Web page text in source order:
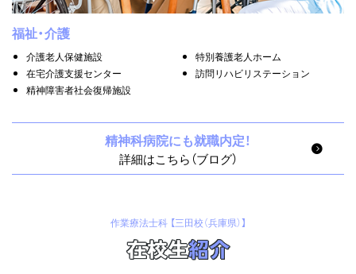
福祉・介護
介護老人保健施設
特別養護老人ホーム
在宅介護支援センター
訪問リハビリステーション
精神障害者社会復帰施設
精神科病院にも就職内定！
詳細はこちら（ブログ）
作業療法士科 【三田校（兵庫県）】
在校生紹介